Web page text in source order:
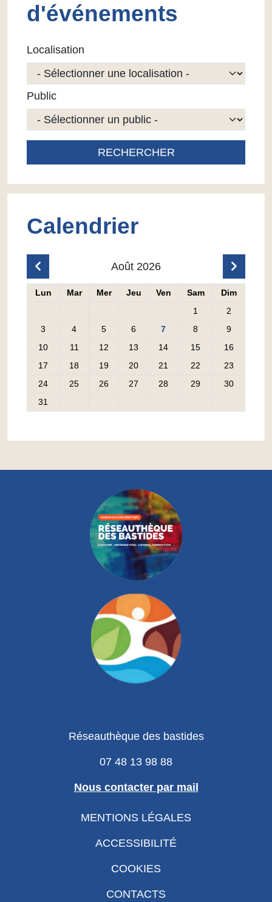
d'événements
Localisation
Public
RECHERCHER
Calendrier
CLIQUER POUR AFFICHER LE MOIS
Août 2026
LunLundiMarMardiMerMercredi
JeuJeudiVenVendredi
SamSamedi
Dim
1
2
3
4 5 6 7 8
9
10
11 12 13 14 15
16
17
18 19 20 21 22
23
24
25 26 27 28 29
30
31
Réseauthèque des bastides
07 48 13 98 88
Nous contacter par mail
MENTIONS LÉGALES
ACCESSIBILITÉ
COOKIES
CONTACTS